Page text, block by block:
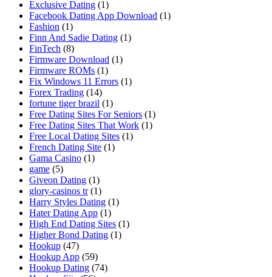
Exclusive Dating (1)
Facebook Dating App Download (1)
Fashion (1)
Finn And Sadie Dating (1)
FinTech (8)
Firmware Download (1)
Firmware ROMs (1)
Fix Windows 11 Errors (1)
Forex Trading (14)
fortune tiger brazil (1)
Free Dating Sites For Seniors (1)
Free Dating Sites That Work (1)
Free Local Dating Sites (1)
French Dating Site (1)
Gama Casino (1)
game (5)
Giveon Dating (1)
glory-casinos tr (1)
Harry Styles Dating (1)
Hater Dating App (1)
High End Dating Sites (1)
Higher Bond Dating (1)
Hookup (47)
Hookup App (59)
Hookup Dating (74)